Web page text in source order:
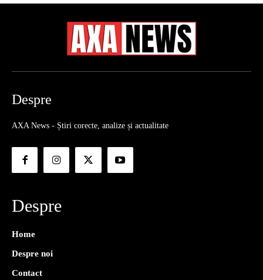
Despre
AXA News - Știri corecte, analize și actualitate
Despre
Home
Despre noi
Contact